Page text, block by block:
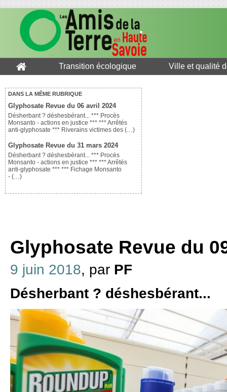
Transition écologique Ville et qualité
DANS LA MÊME RUBRIQUE
Glyphosate Revue du 06 avril 2024
Désherbant ? déshesbérant... *** Procès
Monsanto - actions en justice *** *** Arrêtés
anti-glyphosate *** Riverains victimes des (…)
Glyphosate Revue du 31 mars 2024
Désherbant ? déshesbérant... *** Procès
Monsanto - actions en justice *** *** Arrêtés
anti-glyphosate *** *** Fichage Monsanto
- (…)
Glyphosate Revue du
9 juin 2018, par PF
Désherbant ? déshesbérant...